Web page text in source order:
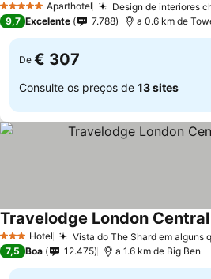
5 Estrelas Aparthotel Design de interiores
9,7 Excelente 7.788 a 0.6 km de
De € 307
Consulte os preços de 13 sites
3 EstrelasHotel Vista do The Shard em alguns
Travelodge London
7,5 Boa 12.475 a 1.6 km de Big Ben